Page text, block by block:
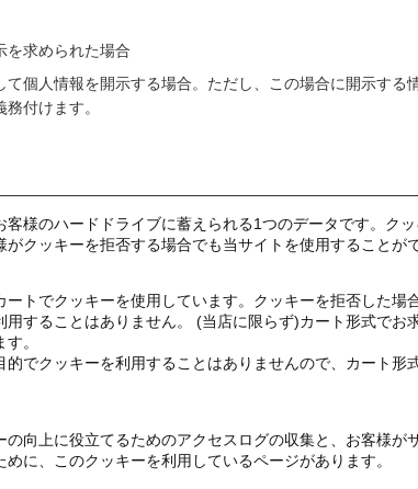
を求められた場合
個人情報を開示する場合。ただし、この場合に開示する
付けます。
様のハードドライブに蓄えられる1つのデータです。ク
クッキーを拒否する場合でも当サイトを使用することが
トでクッキーを使用しています。クッキーを拒否した場
することはありません。 (当店に限らず)カート形式でお
。
でクッキーを利用することはありませんので、カート形
向上に役立てるためのアクセスログの収集と、お客様が
に、このクッキーを利用しているページがあります。